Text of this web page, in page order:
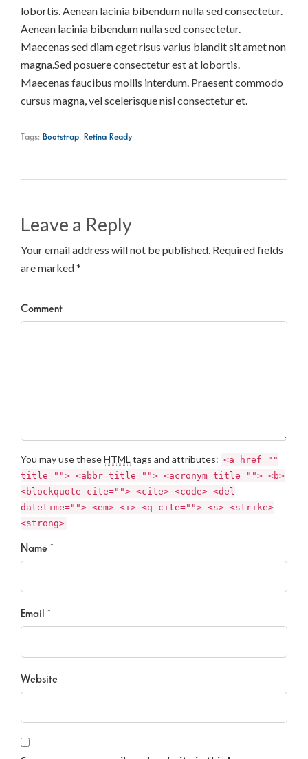
lobortis. Aenean lacinia bibendum nulla sed consectetur.
Aenean lacinia bibendum nulla sed consectetur.
Maecenas sed diam eget risus varius blandit sit amet non
magna.Sed posuere consectetur est at lobortis.
Maecenas faucibus mollis interdum. Praesent commodo
cursus magna, vel scelerisque nisl consectetur et.
Tags: Bootstrap Retina Ready
Leave a Reply
Your email address will not be published. Required fields
are marked *
Comment
You may use theseHTML tags and attributes: <a href=""
title=""> <abbr title=""> <acronym title=""> <b>
<blockquote cite=""> <cite> <code> <del
datetime=""> <em> <i> <q cite=""> <s> <strike>
<strong>
Name *
Email *
Website